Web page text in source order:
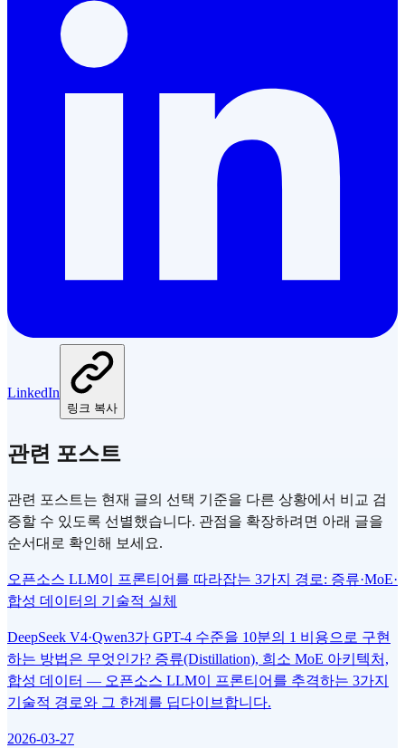
LinkedIn
링크 복사
관련 포스트
관련 포스트는 현재 글의 선택 기준을 다른 상황에서 비교 검
증할 수 있도록 선별했습니다. 관점을 확장하려면 아래 글을
순서대로 확인해 보세요.
오픈소스 LLM이 프론티어를 따라잡는 3가지 경로: 증류·MoE·
합성 데이터의 기술적 실체
DeepSeek V4·Qwen3가 GPT-4 수준을 10분의 1 비용으로 구현
하는 방법은 무엇인가? 증류(Distillation), 희소 MoE 아키텍처,
합성 데이터 — 오픈소스 LLM이 프론티어를 추격하는 3가지
기술적 경로와 그 한계를 딥다이브합니다.
2026-03-27